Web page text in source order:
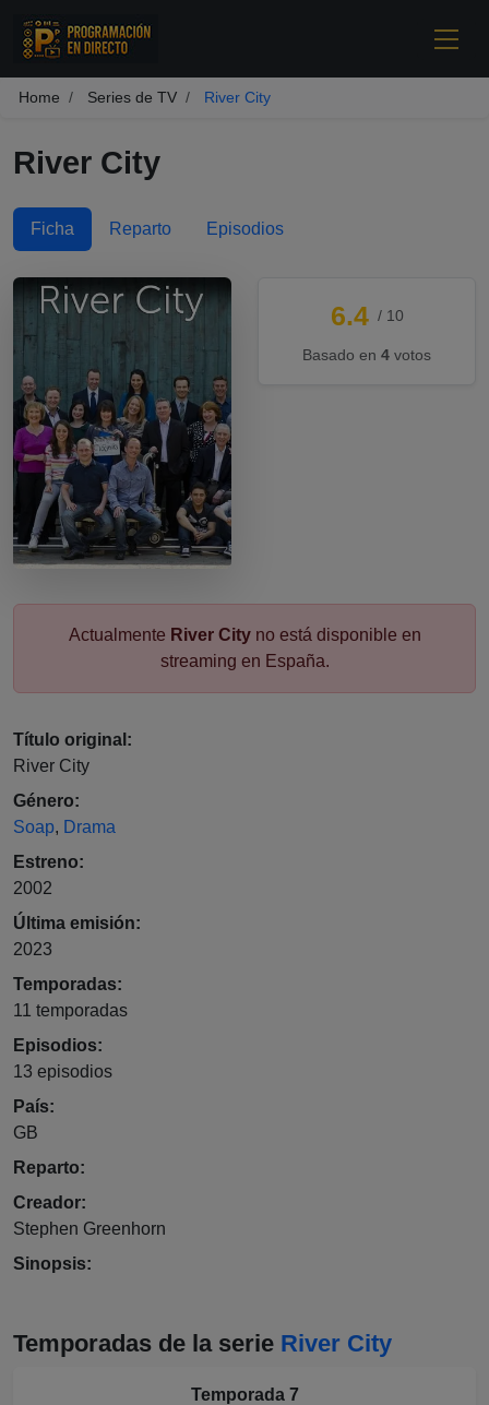
Home Series de TV River City
River City
Ficha Reparto Episodios
6.4 / 10
Basado en 4 votos
Actualmente River Cityno está disponible en
streaming en España.
Título original:
River City
Género:
Soap, Drama
Estreno:
2002
Última emisión:
2023
Temporadas:
11 temporadas
Episodios:
13 episodios
País:
GB
Reparto:
Creador:
Stephen Greenhorn
Sinopsis:
Temporadas de la serie River City
Temporada 7